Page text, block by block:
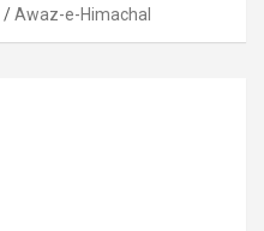
Awaz-e-Himachal